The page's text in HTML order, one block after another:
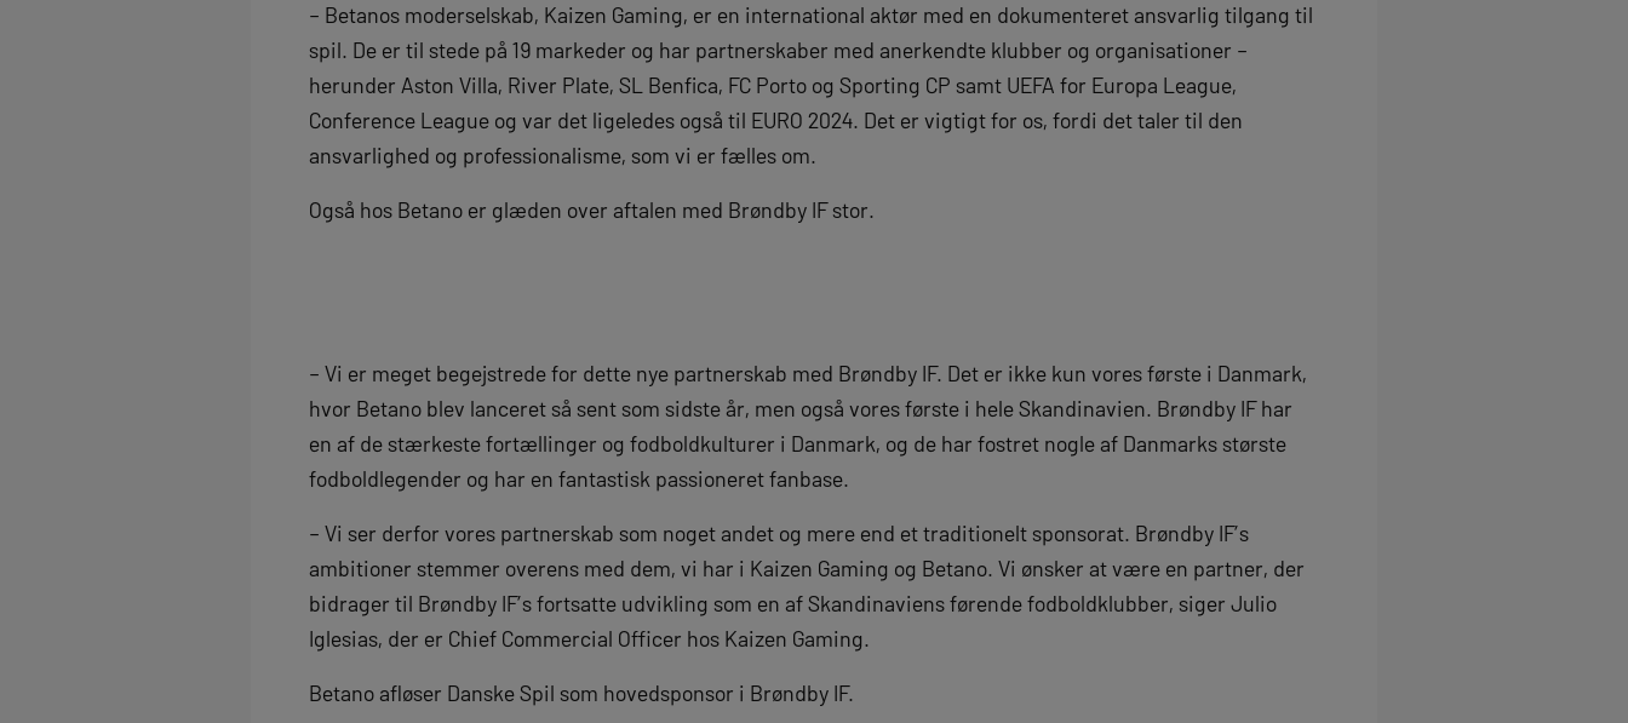
– Betanos moderselskab, Kaizen Gaming, er en international aktør med en dokumenteret ansvarlig tilgang til
spil. De er til stede på 19 markeder og har partnerskaber med anerkendte klubber og organisationer –
herunder Aston Villa, River Plate, SL Benfica, FC Porto og Sporting CP samt UEFA for Europa League,
Conference League og var det ligeledes også til EURO 2024. Det er vigtigt for os, fordi det taler til den
ansvarlighed og professionalisme, som vi er fælles om.
Også hos Betano er glæden over aftalen med Brøndby IF stor.
– Vi er meget begejstrede for dette nye partnerskab med Brøndby IF. Det er ikke kun vores første i Danmark,
hvor Betano blev lanceret så sent som sidste år, men også vores første i hele Skandinavien. Brøndby IF har
en af de stærkeste fortællinger og fodboldkulturer i Danmark, og de har fostret nogle af Danmarks største
fodboldlegender og har en fantastisk passioneret fanbase.
– Vi ser derfor vores partnerskab som noget andet og mere end et traditionelt sponsorat. Brøndby IF’s
ambitioner stemmer overens med dem, vi har i Kaizen Gaming og Betano. Vi ønsker at være en partner, der
bidrager til Brøndby IF’s fortsatte udvikling som en af Skandinaviens førende fodboldklubber, siger Julio
Iglesias, der er Chief Commercial Officer hos Kaizen Gaming.
Betano afløser Danske Spil som hovedsponsor i Brøndby IF.